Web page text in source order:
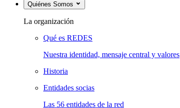
Quiénes Somos
La organización
Qué es REDES
Nuestra identidad, mensaje central y valores
Historia
Entidades socias
Las 56 entidades de la red